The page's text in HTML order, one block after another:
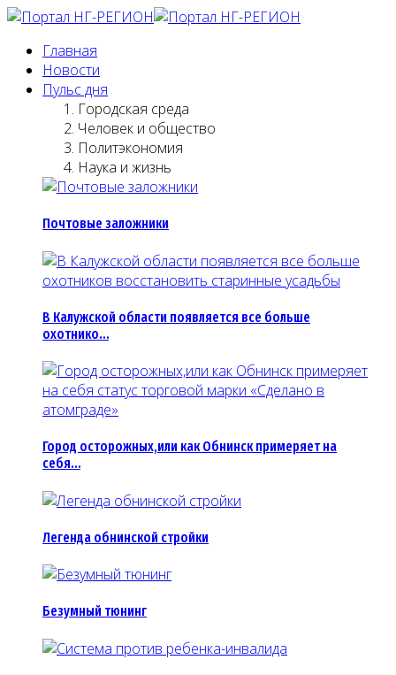
Главная
Новости
Пульс дня
Городская среда
Человек и общество
Политэкономия
Наука и жизнь
Почтовые заложники
В Калужской области появляется все больше
охотнико…
Город осторожных,или как Обнинск примеряет на
себя…
Легенда обнинской стройки
Безумный тюнинг